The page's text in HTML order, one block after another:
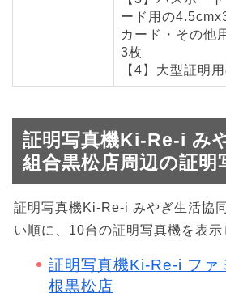
ード用の
カード・その他
3枚
【4】大型証明
証明写真機Ki-Re-i み
組合黒松店周辺の証明
証明写真機Ki-Re-i みやぎ生活協
い順に、10台の証明写真機を表示
証明写真機Ki-Re-i ファ
根黒松店